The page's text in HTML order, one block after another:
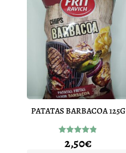
PATATAS BARBACOA 125G
Valorado
con
2,50€